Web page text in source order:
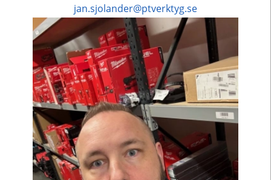
jan.sjolander@ptverktyg.se